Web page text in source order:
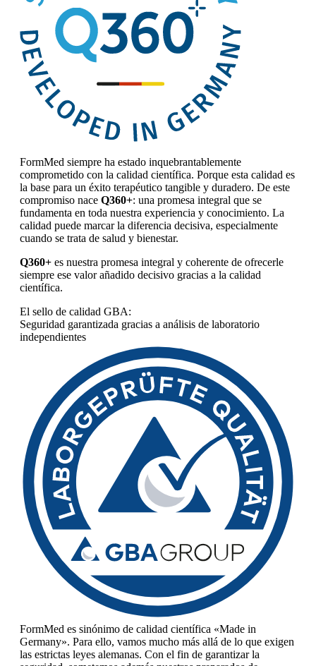
FormMed siempre ha estado inquebrantablemente
comprometido con la calidad científica. Porque esta calidad es
la base para un éxito terapéutico tangible y duradero. De este
compromiso nace Q360+: una promesa integral que se
fundamenta en toda nuestra experiencia y conocimiento. La
calidad puede marcar la diferencia decisiva, especialmente
cuando se trata de salud y bienestar.
Q360+ es nuestra promesa integral y coherente de ofrecerle
siempre ese valor añadido decisivo gracias a la calidad
científica.
El sello de calidad GBA:
Seguridad garantizada gracias a análisis de laboratorio
independientes
FormMed es sinónimo de calidad científica «Made in
Germany». Para ello, vamos mucho más allá de lo que exigen
las estrictas leyes alemanas. Con el fin de garantizar la